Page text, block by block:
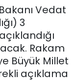
Vedat
3
Rakam
Büyük Millet
açıklama